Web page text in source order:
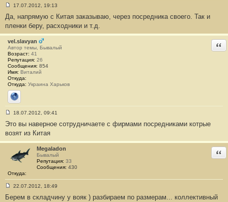
о
б
щ
е
н
и
е
#
2
1
17.07.2012, 19:13
Да, напрямую с Китая заказываю, через посредника своего. Так и
пленки беру, расходники и т.д.
vel.slavyan
Автор темы, Бывалый
Возраст: 41
Репутация: 26
Сообщения: 854
Имя: Виталий
Откуда:
Откуда: Украина Харьков
Сайт
о
б
щ
и
#
2
2
18.07.2012, 09:41
Это вы наверное сотрудничаете с фирмами посредниками котрые
возят из Китая
Megaladon
Бывалый
Репутация: 33
Сообщения: 430
Откуда:
о
22.07.2012, 18:49
Берем в складчину у вояк ) разбираем по размерам... коллективный